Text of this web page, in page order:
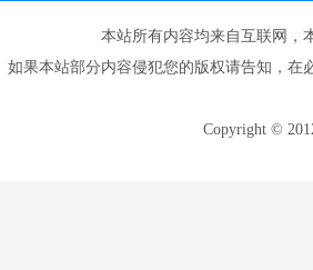
本站所有内容均来自互联网，
如果本站部分内容侵犯您的版权请告知，在
Copyright ©